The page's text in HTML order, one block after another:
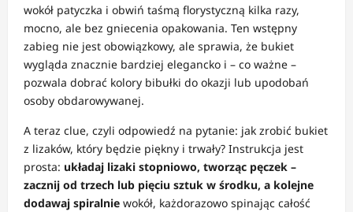
wokół patyczka i obwiń taśmą florystyczną kilka razy,
mocno, ale bez gniecenia opakowania. Ten wstępny
zabieg nie jest obowiązkowy, ale sprawia, że bukiet
wygląda znacznie bardziej elegancko i – co ważne –
pozwala dobrać kolory bibułki do okazji lub upodobań
osoby obdarowywanej.
A teraz clue, czyli odpowiedź na pytanie: jak zrobić bukiet
z lizaków, który będzie piękny i trwały? Instrukcja jest
prosta: układaj lizaki stopniowo, tworząc pęczek –
zacznij od trzech lub pięciu sztuk w środku, a kolejne
dodawaj spiralnie wokół, każdorazowo spinając całość